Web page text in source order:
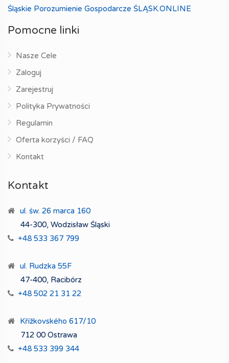
Śląskie Porozumienie Gospodarcze ŚLĄSK.ONLINE
Pomocne linki
Nasze Cele
Zaloguj
Zarejestruj
Polityka Prywatności
Regulamin
Oferta korzyści / FAQ
Kontakt
Kontakt
ul. św. 26 marca 160
44-300, Wodzisław Śląski
+48 533 367 799
ul. Rudzka 55F
47-400, Racibórz
+48 502 21 31 22
Křížkovského 617/10
712 00 Ostrawa
+48 533 399 344